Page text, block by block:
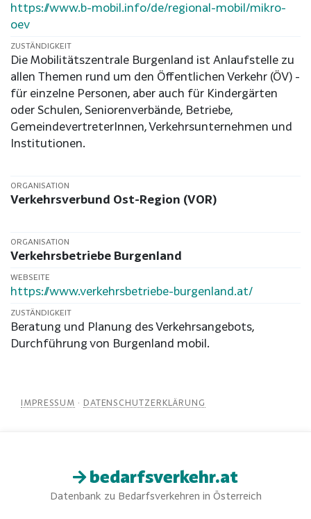
https://www.b-mobil.info/de/regional-mobil/mikro-
oev
ZUSTÄNDIGKEIT
Die Mobilitätszentrale Burgenland ist Anlaufstelle zu
allen Themen rund um den Öffentlichen Verkehr (ÖV) -
für einzelne Personen, aber auch für Kindergärten
oder Schulen, Seniorenverbände, Betriebe,
GemeindevertreterInnen, Verkehrsunternehmen und
Institutionen.
ORGANISATION
Verkehrsverbund Ost-Region (VOR)
ORGANISATION
Verkehrsbetriebe Burgenland
WEBSEITE
https://www.verkehrsbetriebe-burgenland.at/
ZUSTÄNDIGKEIT
Beratung und Planung des Verkehrsangebots,
Durchführung von Burgenland mobil.
IMPRESSUM · DATENSCHUTZERKLÄRUNG
bedarfsverkehr.at
Datenbank zu Bedarfsverkehren in Österreich